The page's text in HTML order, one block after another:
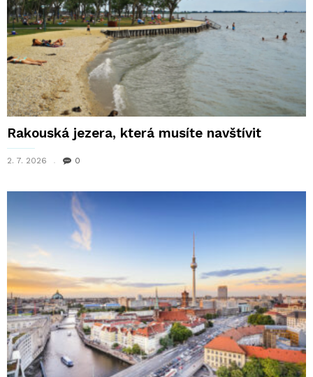
Rakouská jezera, která musíte navštívit
2. 7. 2026 0